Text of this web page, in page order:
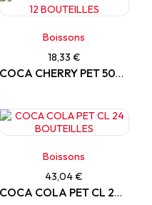
Boissons
18,33 €
COCA CHERRY PET 50CL 12 BOUTEILLES
Boissons
43,04 €
COCA COLA PET CL 24 BOUTEILLES